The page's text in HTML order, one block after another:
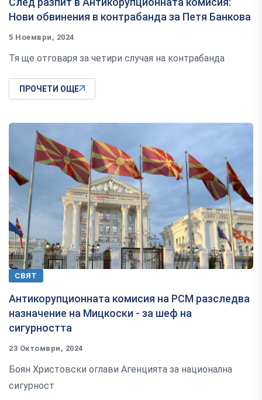
Нови обвинения в контрабанда за Петя Банкова
5 Ноември, 2024
Тя ще отговаря за четири случая на контрабанда
ПРОЧЕТИ ОЩЕ
СВЯТ
Антикорупционната комисия на РСМ разследва
назначение на Мицкоски - за шеф на
сигурността
23 Октомври, 2024
Боян Христовски оглави Агенцията за национална
сигурност